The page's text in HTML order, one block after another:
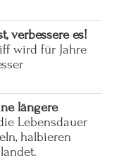
verbessere es!
wird für Jahre
längere
Lebensdauer
halbieren